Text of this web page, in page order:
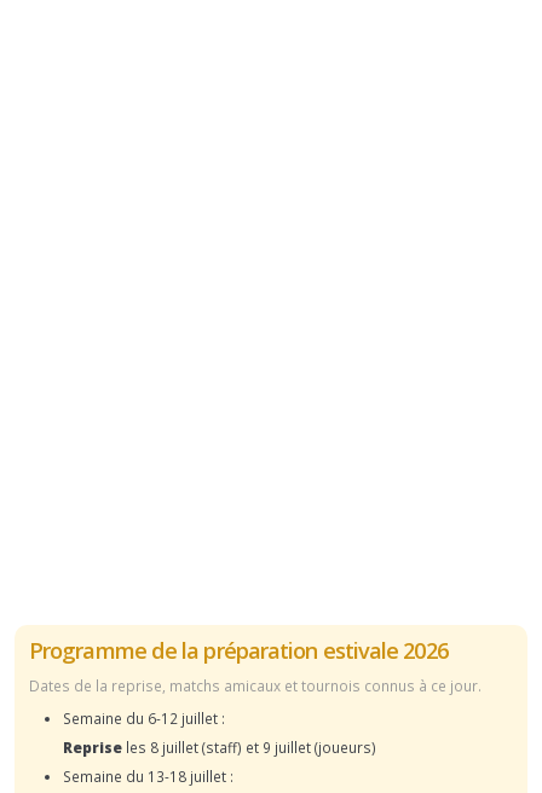
Programme de la préparation estivale 2026
Dates de la reprise, matchs amicaux et tournois connus à ce jour.
Semaine du 6-12 juillet :
Reprise les 8 juillet (staff) et 9 juillet (joueurs)
Semaine du 13-18 juillet :